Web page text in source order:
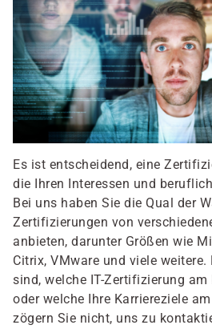
Es ist entscheidend, eine
die Ihren Interessen und
Bei uns haben Sie die Qual der
Zertifizierungen von
anbieten, darunter Größen wie
Citrix, VMware und viele
sind, welche IT-Zertifizierung
oder welche Ihre Karriereziele
zögern Sie nicht, uns zu